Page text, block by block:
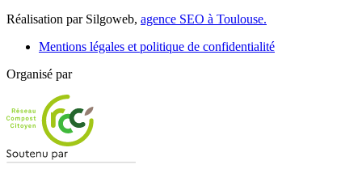
Réalisation par Silgoweb, agence SEO à Toulouse.
Mentions légales et politique de confidentialité
Organisé par